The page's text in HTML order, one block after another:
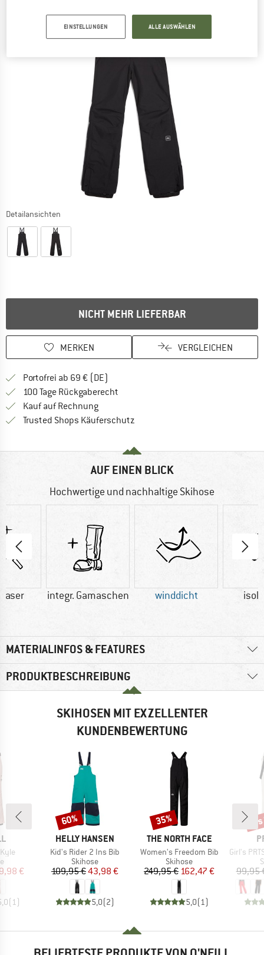
Detailansichten
NICHT MEHR LIEFERBAR
MERKEN VERGLEICHEN
Portofrei ab 69 € (DE)
100 Tage Rückgaberecht
Kauf auf RechnungFinde die Zahlungs-Infos hier! Öffnet
Trusted Shops Käuferschutz
AUF EINEN BLICK
Hochwertige und nachhaltige Skihose
integr. Gamaschen winddicht
MATERIALINFOS & FEATURES
PRODUKTBESCHREIBUNG
SKIHOSEN MIT EXZELLENTER
KUNDENBEWERTUNG
Preis
€
(1 )
MARKE
HELLY HANSEN
Artikel
Kid's Rider 2 Ins Bib
Produktgruppe
Skihose
Preis
109,95 €reduzierter Preis
43,98 €
5,0(2)
Rabatt
60%
MARKE
THE NORTH FACE
Artikel
Women's Freedom Bib
Produktgruppe
Skihose
Preis
249,95 €reduzierter Preis
162,47 €
5,0(1 )
Rabatt
35%
Artikel
Girl's
99,95
EINSTELLUNGEN ALLE AUSWÄHLEN